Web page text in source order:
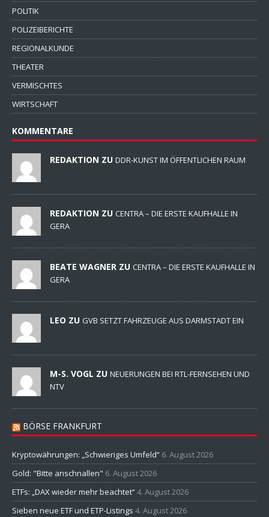
POLITIK
POLIZEIBERICHTE
REGIONALKUNDE
THEATER
VERMISCHTES
WIRTSCHAFT
KOMMENTARE
REDAKTION ZU DDR-KUNST IM ÖFFENTLICHEN RAUM
REDAKTION ZU CENTRA – DIE ERSTE KAUFHALLE IN
GERA
BEATE WAGNER ZU CENTRA – DIE ERSTE KAUFHALLE IN
GERA
LEO ZU GVB SETZT FAHRZEUGE AUS DARMSTADT EIN
M-S. VOGL ZU NEUERUNGEN BEI RTL-FERNSEHEN UND
NTV
BÖRSE FRANKFURT
Kryptowährungen: „Schwieriges Umfeld“ 6. August 2026
Gold: "Bitte anschnallen" 6. August 2026
ETFs: „DAX wieder mehr beachtet“4. August 2026
Sieben neue ETF und ETP-Listings 4. August 2026